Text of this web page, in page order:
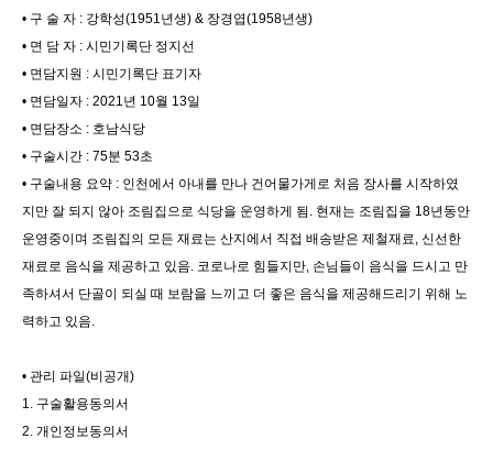
• 구 술 자 : 강학성(1951년생) & 장경엽(1958년생)
• 면 담 자 : 시민기록단 정지선
• 면담지원 : 시민기록단 표기자
• 면담일자 : 2021년 10월 13일
• 면담장소 : 호남식당
• 구술시간 : 75분 53초
• 구술내용 요약 : 인천에서 아내를 만나 건어물가게로 처음 장사를 시작하였
지만 잘 되지 않아 조림집으로 식당을 운영하게 됨. 현재는 조림집을 18년동안
운영중이며 조림집의 모든 재료는 산지에서 직접 배송받은 제철재료, 신선한
재료로 음식을 제공하고 있음. 코로나로 힘들지만, 손님들이 음식을 드시고 만
족하셔서 단골이 되실 때 보람을 느끼고 더 좋은 음식을 제공해드리기 위해 노
력하고 있음.
• 관리 파일(비공개)
1. 구술활용동의서
2. 개인정보동의서